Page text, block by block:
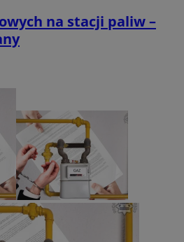
na stacji paliw –